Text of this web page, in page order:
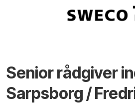
Senior rådgiver
Sarpsborg /